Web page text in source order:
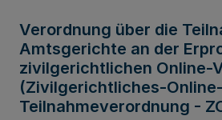
Verordnung über die
Amtsgerichte an der
zivilgerichtlichen Online-
(Zivilgerichtliches-
Teilnahmeverordnung -